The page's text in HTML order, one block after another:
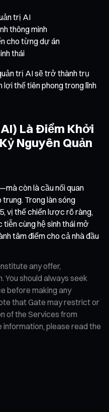
trị AI
thông minh
cho từng dự án
thái
trị AI sẽ trở thành trụ
lợi thế tiên phong trong lĩnh
Là Điểm Khởi
Nguyên Quản
còn là cầu nối quan
Trong làn sóng
vị thế chiến lược rõ ràng,
cùng hệ sinh thái mở
tâm điểm cho cả nhà đầu
any offer,
You should always seek
before making any
that Gate may restrict or
of the Services from
please read the